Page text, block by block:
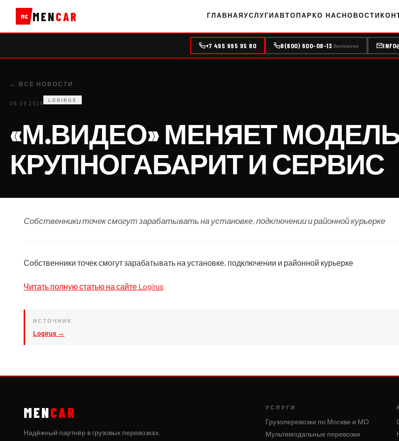
MC MENCAR ГЛАВНАЯУСЛУГИАВТОПАРКО НАСНОВОСТИ
+7 495 995 95 80 8(800) 600-08-13 бесплатно
← ВСЕ НОВОСТИ
08.06.2026 LOGIRUS
«М.ВИДЕО» МЕНЯЕТ
КРУПНОГАБАРИТ И СЕРВИС
Собственники точек смогут зарабатывать на установке, подключении и районной курьерке
Собственники точек смогут зарабатывать на установке, подключении и районной курьерке
Читать полную статью на сайте Logirus
ИСТОЧНИК
Logirus →
MENCAR
Надёжный партнёр в грузовых перевозках.
УСЛУГИ
Грузоперевозки по Москве и МО
Мультимодальные перевозки